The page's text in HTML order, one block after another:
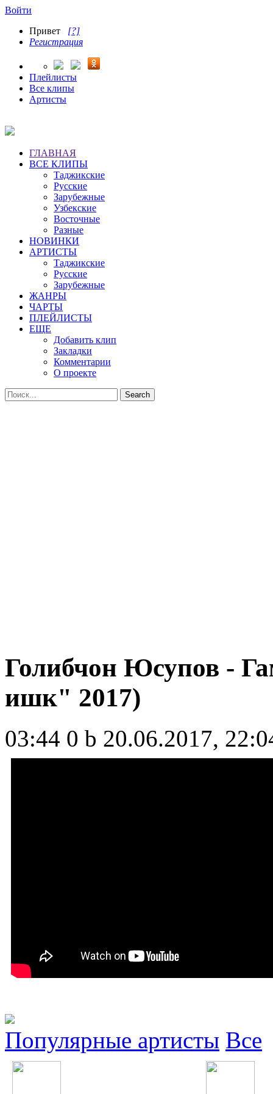
Войти
Привет [?]
Регистрация
Плейлисты
Все клипы
Артисты
ГЛАВНАЯ
ВСЕ КЛИПЫ
Таджикские
Русские
Зарубежные
Узбекские
Восточные
Разные
НОВИНКИ
АРТИСТЫ
Таджикские
Русские
Зарубежные
ЖАНРЫ
ЧАРТЫ
ПЛЕЙЛИСТЫ
ЕЩЕ
Добавить клип
Закладки
Комментарии
О проекте
Голибчон Юсупов -
ишк" 2017)
03:44 0 b 20.06.2017,
Популярные артисты Все